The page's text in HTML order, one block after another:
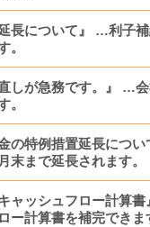
長について』 …利子
。
しが急務です。』 …
。
の特例措置延長につ
末まで延長されます。
ャッシュフロー計算
ー計算書を補完できま